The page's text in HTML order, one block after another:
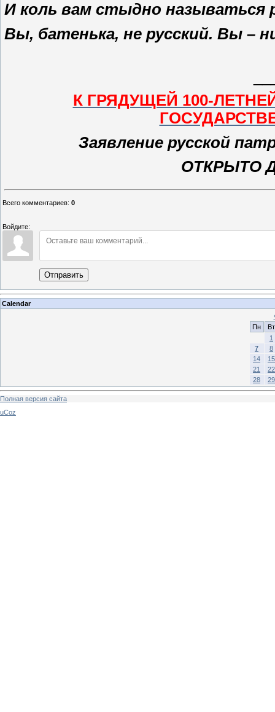
И коль вам стыдно называться
Вы, батенька, не русский. Вы –
К ГРЯДУЩЕЙ 100-
Заявление русской
ОТКРЫТО
Всего комментариев: 0
Войдите:
Отправить
Calendar
Пн
Вт
1
7
8
14
15
21
22
28
29
Полная версия сайта
uCoz